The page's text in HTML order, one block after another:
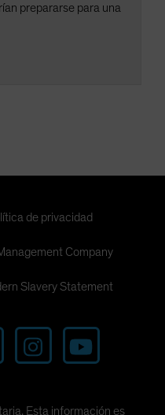
prepararse para una
de privacidad
Company
Slavery Statement
Esta información es